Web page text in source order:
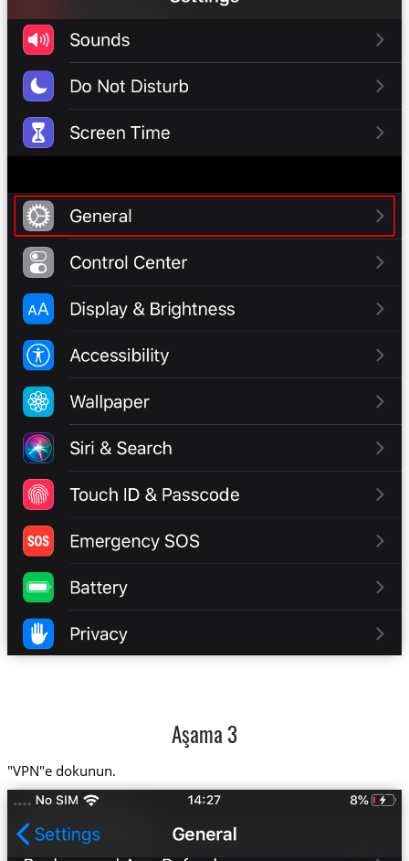
Aşama 3
"VPN"e dokunun.